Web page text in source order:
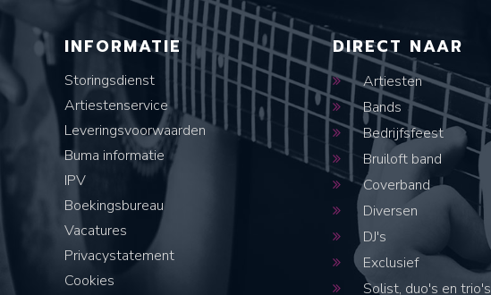
INFORMATIE
Storingsdienst
Artiestenservice
Leveringsvoorwaarden
Buma informatie
IPV
Boekingsbureau
Vacatures
Privacystatement
Cookies
DIRECT NAAR
Artiesten
Bands
Bedrijfsfeest
Bruiloft band
Coverband
Diversen
DJ's
Exclusief
Solist, duo's en trio's